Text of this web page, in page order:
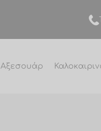
Αξεσουάρ